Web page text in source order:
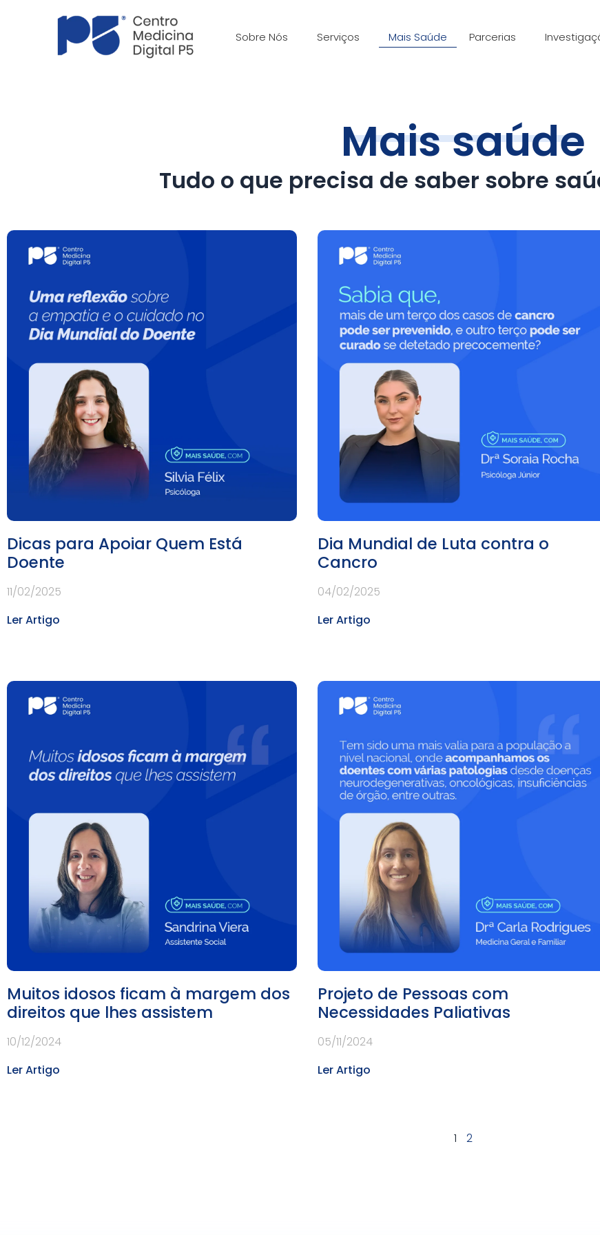
Sobre Nós Serviços Mais Saúde Parcerias
Mais saúde
Tudo o que precisa de saber sobre
Dicas para Apoiar Quem Está
Doente
11/02/2025
Ler Artigo
Dia Mundial de Luta contra o
Cancro
04/02/2025
Ler Artigo
Muitos idosos ficam à margem dos
direitos que lhes assistem
10/12/2024
Ler Artigo
Projeto de Pessoas com
Necessidades Paliativas
05/11/2024
Ler Artigo
1 2